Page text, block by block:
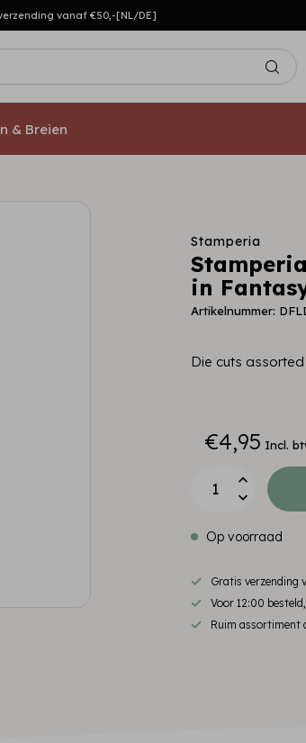
vanaf €50,-[NL/DE]
& Breien
Stamperia
in
Artikelnummer:
Die cuts
€4,95 Incl.
Op voorraad
Gratis
Voor 12:00
Ruim assortiment